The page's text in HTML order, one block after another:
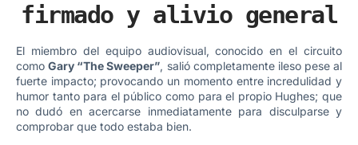
firmado y alivio general
El miembro del equipo audiovisual, conocido en el circuito
comoGary “The Sweeper”, salió completamente ileso pese al
fuerte impacto; provocando un momento entre incredulidad y
humor tanto para el público como para el propio Hughes; que
no dudó en acercarse inmediatamente para disculparse y
comprobar que todo estaba bien.